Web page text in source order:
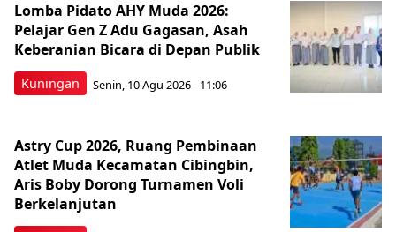
Kuningan
Lomba Pidato AHY Muda 2026:
Pelajar Gen Z Adu Gagasan, Asah
Keberanian Bicara di Depan Publik
Senin, 10 Agu 2026 - 11:06
Astry Cup 2026, Ruang Pembinaan
Atlet Muda Kecamatan Cibingbin,
Aris Boby Dorong Turnamen Voli
Berkelanjutan